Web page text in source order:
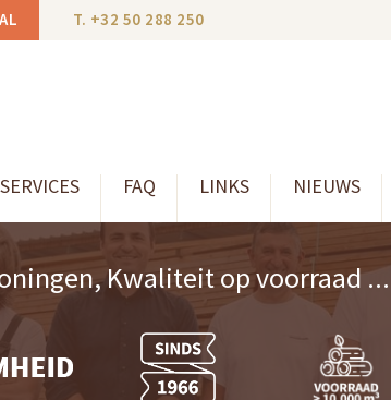
T. +32 50 288 250
SERVICES FAQ LINKS NIEUWS
Kwaliteit op voorraad ...